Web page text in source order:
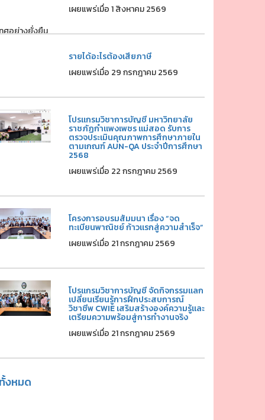
ศอย่างยั่งยืน
เผยแพร่เมื่อ 1 สิงหาคม 2569
รายได้อะไรต้องเสียภาษี
เผยแพร่เมื่อ 29 กรกฎาคม 2569
โปรแกรมวิชาการบัญชี มหาวิทยาลัย
ราชภัฏกำแพงเพชร แม่สอด รับการ
ตรวจประเมินคุณภาพการศึกษาภายใน
ตามเกณฑ์ AUN-QA ประจำปีการศึกษา
2568
เผยแพร่เมื่อ 22 กรกฎาคม 2569
โครงการอบรมสัมมนา เรื่อง “จด
ทะเบียนพาณิชย์ ก้าวแรกสู่ความสำเร็จ”
เผยแพร่เมื่อ 21 กรกฎาคม 2569
โปรแกรมวิชาการบัญชี จัดกิจกรรมแลก
เปลี่ยนเรียนรู้การฝึกประสบการณ์
วิชาชีพ CWIE เสริมสร้างองค์ความรู้และ
เตรียมความพร้อมสู่การทำงานจริง
เผยแพร่เมื่อ 21 กรกฎาคม 2569
งหมด